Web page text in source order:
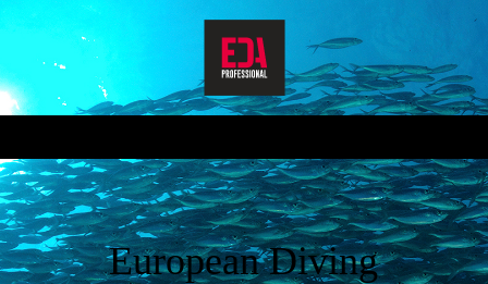
European Diving